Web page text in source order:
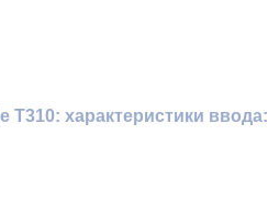
характеристики ввода: